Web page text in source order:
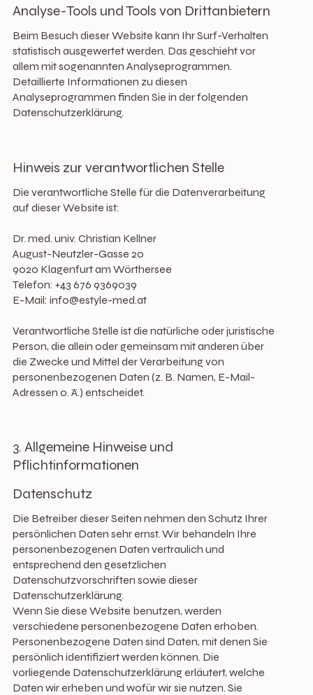
Analyse-Tools und Tools von Drittanbietern
Beim Besuch dieser Website kann Ihr Surf-Verhalten
statistisch ausgewertet werden. Das geschieht vor
allem mit sogenannten Analyseprogrammen.
Detaillierte Informationen zu diesen
Analyseprogrammen finden Sie in der folgenden
Datenschutzerklärung.
3. Allgemeine Hinweise und
Pflichtinformationen
Datenschutz
Die Betreiber dieser Seiten nehmen den Schutz Ihrer
persönlichen Daten sehr ernst. Wir behandeln Ihre
personenbezogenen Daten vertraulich und
entsprechend den gesetzlichen
Datenschutzvorschriften sowie dieser
Datenschutzerklärung.
Wenn Sie diese Website benutzen, werden
verschiedene personenbezogene Daten erhoben.
Personenbezogene Daten sind Daten, mit denen Sie
persönlich identifiziert werden können. Die
vorliegende Datenschutzerklärung erläutert, welche
Daten wir erheben und wofür wir sie nutzen. Sie
Hinweis zur verantwortlichen Stelle
Die verantwortliche Stelle für die Datenverarbeitung
auf dieser Website ist:
Dr. med. univ. Christian Kellner
August-Neutzler-Gasse 20
9020 Klagenfurt am Wörthersee
Telefon: +43 676 9369039
E-Mail: info@estyle-med.at
Verantwortliche Stelle ist die natürliche oder juristische
Person, die allein oder gemeinsam mit anderen über
die Zwecke und Mittel der Verarbeitung von
personenbezogenen Daten (z. B. Namen, E-Mail-
Adressen o. Ä.) entscheidet.